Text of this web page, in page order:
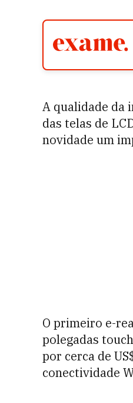
A qualidade da
das telas de
novidade um
O primeiro e-
polegadas
por cerca de
conectividade